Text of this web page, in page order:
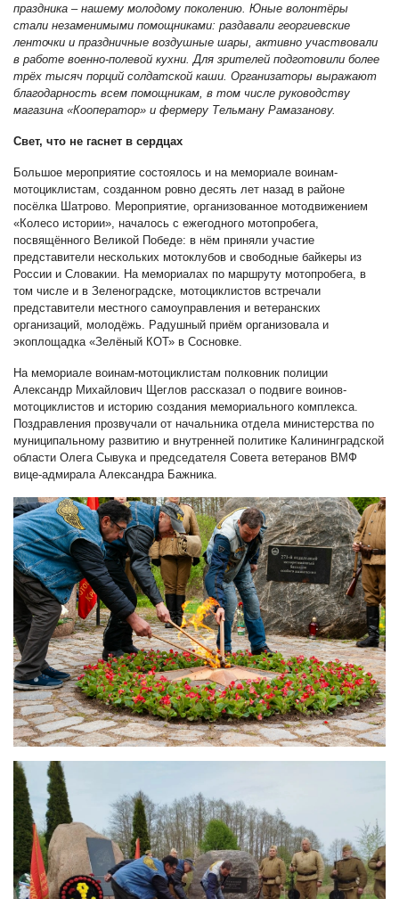
праздника – нашему молодому поколению. Юные волонтёры
стали незаменимыми помощниками: раздавали георгиевские
ленточки и праздничные воздушные шары, активно участвовали
в работе военно-полевой кухни. Для зрителей подготовили более
трёх тысяч порций солдатской каши. Организаторы выражают
благодарность всем помощникам, в том числе руководству
магазина «Кооператор» и фермеру Тельману Рамазанову.
Свет, что не гаснет в сердцах
Большое мероприятие состоялось и на мемориале воинам-
мотоциклистам, созданном ровно десять лет назад в районе
посёлка Шатрово. Мероприятие, организованное мотодвижением
«Колесо истории», началось с ежегодного мотопробега,
посвящённого Великой Победе: в нём приняли участие
представители нескольких мотоклубов и свободные байкеры из
России и Словакии. На мемориалах по маршруту мотопробега, в
том числе и в Зеленоградске, мотоциклистов встречали
представители местного самоуправления и ветеранских
организаций, молодёжь. Радушный приём организовала и
экоплощадка «Зелёный КОТ» в Сосновке.
На мемориале воинам-мотоциклистам полковник полиции
Александр Михайлович Щеглов рассказал о подвиге воинов-
мотоциклистов и историю создания мемориального комплекса.
Поздравления прозвучали от начальника отдела министерства по
муниципальному развитию и внутренней политике Калининградской
области Олега Сывука и председателя Совета ветеранов ВМФ
вице-адмирала Александра Бажника.